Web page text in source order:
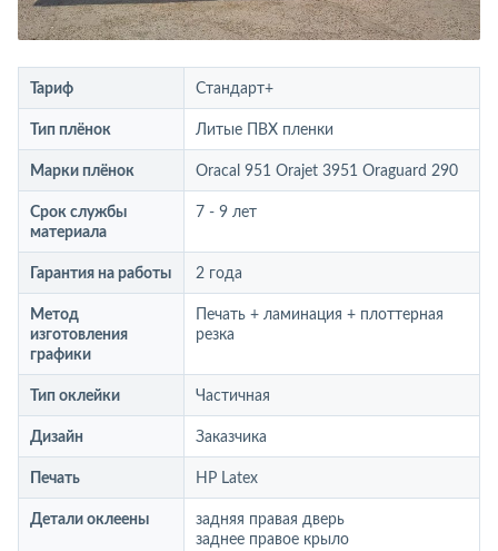
Тариф Стандарт+
Тип плёнок Литые ПВХ пленки
Марки плёнок Oracal 951 Orajet 3951 Oraguard 290
Срок службы
материала
7 - 9 лет
Гарантия на работы 2 года
Метод
изготовления
графики
Печать + ламинация + плоттерная
резка
Тип оклейки Частичная
Дизайн Заказчика
Печать HP Latex
Детали оклеены
задняя правая дверь
заднее правое крыло